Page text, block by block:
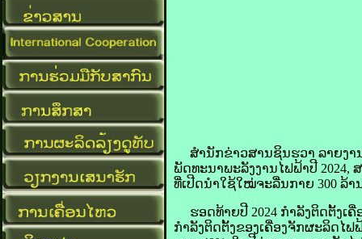
ສຳນັກ​ຂ່າວສານ​ຊິນ​ຮວາ ​ລາຍ​ງາ
ພັດທະນາ​ພະລັງ​ງານໄຟຟ້າ​ປີ 2024,
ທີ່​ເປີດ​ນຳ​ໃຊ້​ໃໝ່​ຈະ​ລື່ນ​ກາຍ 300 ລ້າ
ຮອດ​ທ້າຍ​ປີ 2024 ກຳລັງ​ຕິດ​ຕັ້ງ​ເຄື່
ກຳລັງ​ຕິດ​ຕັ້ງ​ຂອງ​ເຄື່ອງ​ຈັກ​ຜະລິດ​ໄ